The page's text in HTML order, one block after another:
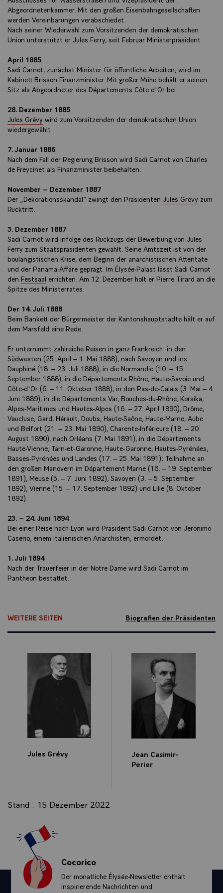
Abgeordnetenkammer. Mit den großen Eisenbahngesellschaften
werden Vereinbarungen verabschiedet.
Nach seiner Wiederwahl zum Vorsitzenden der demokratischen
Union unterstützt er Jules Ferry, seit Februar Ministerpräsident.
April 1885
Sadi Carnot, zunächst Minister für öffentliche Arbeiten, wird im
Kabinett Brisson Finanzminister. Mit großer Mühe behält er seinen
Sitz als Abgeordneter des Départements Côte d'Or bei.
28. Dezember 1885
Jules Grévy wird zum Vorsitzenden der demokratischen Union
wiedergewählt.
7. Januar 1886
Nach dem Fall der Regierung Brisson wird Sadi Carnot von Charles
de Freycinet als Finanzminister beibehalten.
November – Dezember 1887
Der „Dekorationsskandal“ zwingt den Präsidenten Jules Grévy zum
Rücktritt.
3. Dezember 1887
Sadi Carnot wird infolge des Rückzugs der Bewerbung von Jules
Ferry zum Staatspräsidenten gewählt. Seine Amtszeit ist von der
boulangistischen Krise, dem Beginn der anarchistischen Attentate
und der Panama-Affäre geprägt. Im Élysée-Palast lässt Sadi Carnot
den Festsaal errichten. Am 12. Dezember holt er Pierre Tirard an die
Spitze des Ministerrates.
Der 14. Juli 1888
Beim Bankett der Bürgermeister der Kantonshauptstädte hält er auf
dem Marsfeld eine Rede.
Er unternimmt zahlreiche Reisen in ganz Frankreich: in den
Südwesten (25. April – 1. Mai 1888), nach Savoyen und ins
Dauphiné (18. – 23. Juli 1888), in die Normandie (10. – 15.
September 1888), in die Départements Rhône, Haute-Savoie und
Côte-d'Or (6. – 11. Oktober 1888), in den Pas-de-Calais (3. Mai – 4.
Juni 1889), in die Départements Var, Bouches-du-Rhône, Korsika,
Alpes-Maritimes und Hautes-Alpes (16. – 27. April 1890), Drôme,
Vaucluse, Gard, Hérault, Doubs, Haute-Saône, Haute-Marne, Aube
und Belfort (21. – 23. Mai 1890), Charente-Inférieure (18. – 20.
August 1890), nach Orléans (7. Mai 1891), in die Départements
Haute-Vienne, Tarn-et-Garonne, Haute-Garonne, Hautes-Pyrénées,
Basses-Pyrénées und Landes (17. – 25. Mai 1891); Teilnahme an
den großen Manövern im Département Marne (16. – 19. September
1891), Meuse (5. – 7. Juni 1892), Savoyen (3. – 5. September
1892), Vienne (15. – 17. September 1892) und Lille (8. Oktober
1892).
23. – 24. Juni 1894
Bei einer Reise nach Lyon wird Präsident Sadi Carnot von Jeronimo
Caserio, einem italienischen Anarchisten, ermordet.
1. Juli 1894
Nach der Trauerfeier in der Notre Dame wird Sadi Carnot im
Pantheon bestattet.
WEITERE SEITEN Biografien der Präsidenten
Jules Grévy
Jean Casimir-
Perier
Stand : 15 Dezember 2022
Cocorico
Der monatliche Élysée-Newsletter enthält
inspirierende Nachrichten und